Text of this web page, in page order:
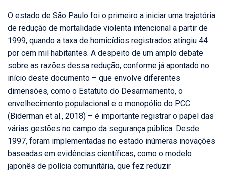
O estado de São Paulo foi o primeiro a iniciar uma trajetória
de redução de mortalidade violenta intencional a partir de
1999, quando a taxa de homicídios registrados atingiu 44
por cem mil habitantes. A despeito de um amplo debate
sobre as razões dessa redução, conforme já apontado no
início deste documento – que envolve diferentes
dimensões, como o Estatuto do Desarmamento, o
envelhecimento populacional e o monopólio do PCC
(Biderman et al., 2018) – é importante registrar o papel das
várias gestões no campo da segurança pública. Desde
1997, foram implementadas no estado inúmeras inovações
baseadas em evidências científicas, como o modelo
japonês de polícia comunitária, que fez reduzir